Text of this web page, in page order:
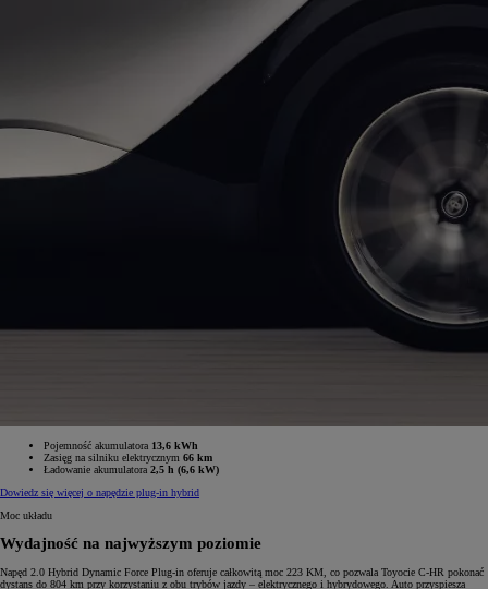
Pojemność akumulatora 13,6 kWh
Zasięg na silniku elektrycznym 66 km
Ładowanie akumulatora 2,5 h (6,6 kW)
Dowiedz się więcej o napędzie plug-in hybrid
Moc układu
Wydajność na najwyższym poziomie
Napęd 2.0 Hybrid Dynamic Force Plug-in oferuje całkowitą moc 223 KM, co pozwala Toyocie C-HR pokonać
dystans do 804 km przy korzystaniu z obu trybów jazdy – elektrycznego i hybrydowego. Auto przyspiesza